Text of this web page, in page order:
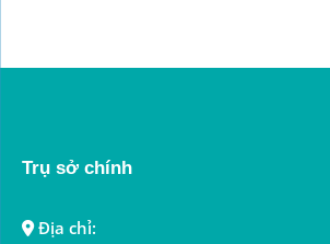
Trụ sở chính
Địa chỉ: